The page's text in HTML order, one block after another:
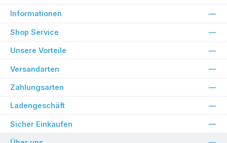
Informationen
Shop Service
Unsere Vorteile
Versandarten
Zahlungsarten
Ladengeschäft
Sicher Einkaufen